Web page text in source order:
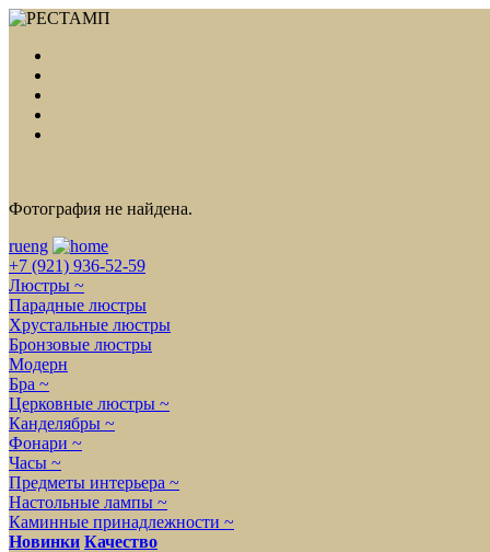
Фотография не найдена.
rueng
+7 (921) 936-52-59
Люстры ~
Парадные люстры
Хрустальные люстры
Бронзовые люстры
Модерн
Бра ~
Церковные люстры ~
Канделябры ~
Фонари ~
Часы ~
Предметы интерьера ~
Настольные лампы ~
Каминные принадлежности ~
Новинки Качество